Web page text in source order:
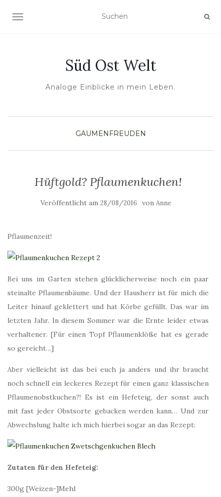
NAVIGATION UMSCHALTEN
Süd Ost Welt
Analoge Einblicke in mein Leben.
GAUMENFREUDEN
Hüftgold? Pflaumenkuchen!
Veröffentlicht am 28/08/2016 von Anne
Pflaumenzeit!
Bei uns im Garten stehen glücklicherweise noch ein paar
steinalte Pflaumenbäume. Und der Hausherr ist für mich die
Leiter hinauf geklettert und hat Körbe gefüllt. Das war im
letzten Jahr. In diesem Sommer war die Ernte leider etwas
verhaltener. [Für einen Topf Pflaumenklöße hat es gerade
so gereicht…]
Aber vielleicht ist das bei euch ja anders und ihr braucht
noch schnell ein leckeres Rezept für einen ganz klassischen
Pflaumenobstkuchen?! Es ist ein Hefeteig, der sonst auch
mit fast jeder Obstsorte gebacken werden kann… Und zur
Abwechslung halte ich mich hierbei sogar an das Rezept:
Zutaten für den Hefeteig:
300g [Weizen-]Mehl